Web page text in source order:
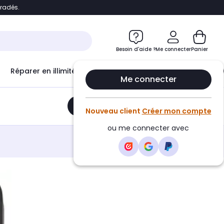
Accéder directement au chatbot
Besoin d'aide ?Me connecter
Me connecter
Nouveau client Créer mon compte
ou me connecter avec
Panier
Réparer en illimité avec Le Club Infinity
Ajouter au panier